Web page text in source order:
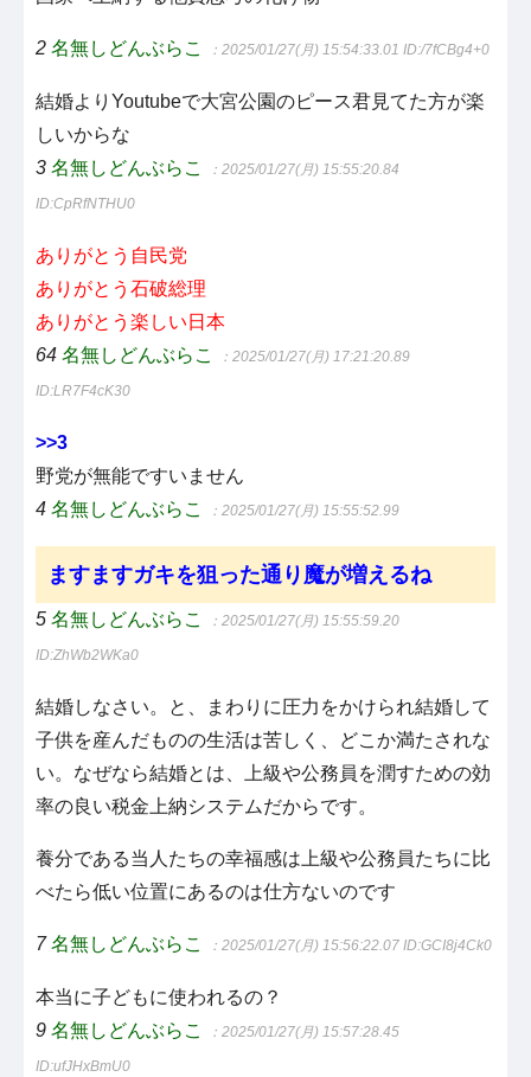
2 名無しどんぶらこ ：2025/01/27(月) 15:54:33.01 ID:/7fCBg4+0
結婚よりYoutubeで大宮公園のピース君見てた方が楽
しいからな
3 名無しどんぶらこ ：2025/01/27(月) 15:55:20.84
ID:CpRfNTHU0
ありがとう自民党
ありがとう石破総理
ありがとう楽しい日本
64 名無しどんぶらこ ：2025/01/27(月) 17:21:20.89
ID:LR7F4cK30
>>3
野党が無能ですいません
4 名無しどんぶらこ ：2025/01/27(月) 15:55:52.99
ますますガキを狙った通り魔が増えるね
5 名無しどんぶらこ ：2025/01/27(月) 15:55:59.20
ID:ZhWb2WKa0
結婚しなさい。と、まわりに圧力をかけられ結婚して
子供を産んだものの生活は苦しく、どこか満たされな
い。なぜなら結婚とは、上級や公務員を潤すための効
率の良い税金上納システムだからです。
養分である当人たちの幸福感は上級や公務員たちに比
べたら低い位置にあるのは仕方ないのです
7 名無しどんぶらこ ：2025/01/27(月) 15:56:22.07 ID:GCI8j4Ck0
本当に子どもに使われるの？
9 名無しどんぶらこ ：2025/01/27(月) 15:57:28.45
ID:ufJHxBmU0